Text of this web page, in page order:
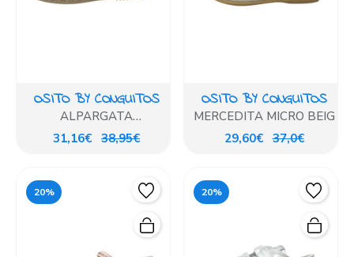
OSITO BY CONGUITOS
ALPARGATA
METALIZADO ROSA
31,16€ 38,95€
OSITO BY CONGUITOS
MERCEDITA MICRO BEIG
29,60€ 37,0€
20% 20%